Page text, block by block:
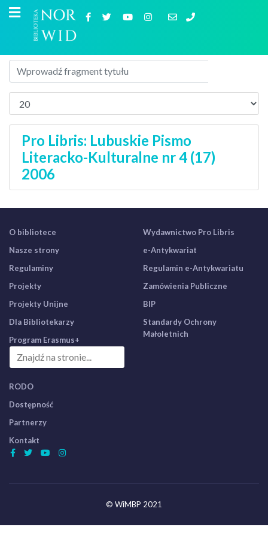
Pro Libris: Lubuskie Pismo
Literacko-Kulturalne nr 4 (17)
2006
O bibliotece
Nasze strony
Regulaminy
Projekty
Projekty Unijne
Dla Bibliotekarzy
Program Erasmus+
Wydawnictwo Pro Libris
e-Antykwariat
Regulamin e-Antykwariatu
Zamówienia Publiczne
BIP
Standardy Ochrony
Małoletnich
RODO
Dostępność
Partnerzy
Kontakt
© WiMBP 2021